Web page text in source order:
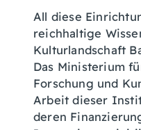
All diese
reichhaltige
Kulturlandschaft
Das Ministerium
Forschung und
Arbeit dieser
deren